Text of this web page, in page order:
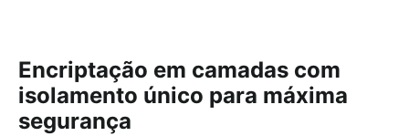
Encriptação em camadas com
isolamento único para máxima
segurança